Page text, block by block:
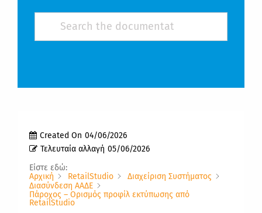
Created On 04/06/2026
Τελευταία αλλαγή 05/06/2026
Είστε εδώ:
Αρχική
RetailStudio
Διαχείριση Συστήματος
Διασύνδεση ΑΑΔΕ
Πάροχος – Ορισμός προφίλ εκτύπωσης από
RetailStudio